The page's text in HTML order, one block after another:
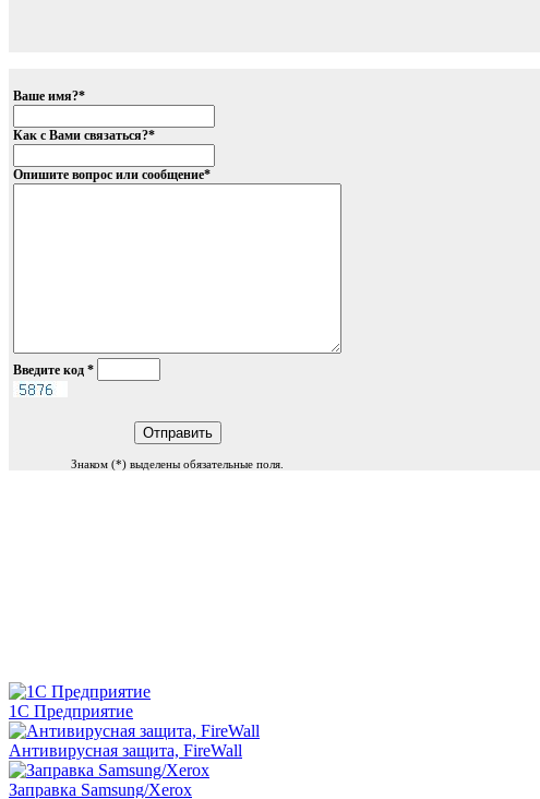
Ваше имя?*
Как с Вами связаться?*
Опишите вопрос или сообщение*
Введите код *
Знаком (*) выделены обязательные поля.
1С Предприятие
Антивирусная защита, FireWall
Заправка Samsung/Xerox